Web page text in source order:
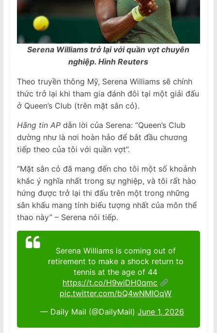
Serena Williams trở lại với quần vợt chuyên
nghiệp. Hình Reuters
Theo truyền thông Mỹ, Serena Williams sẽ chính
thức trở lại khi tham gia đánh đôi tại một giải đấu
ở Queen’s Club (trên mặt sân cỏ).
Hãng tin APdẫn lời của Serena: “Queen’s Club
dường như là nơi hoàn hảo để bắt đầu chương
tiếp theo của tôi với quần vợt”.
“Mặt sân cỏ đã mang đến cho tôi một số khoảnh
khắc ý nghĩa nhất trong sự nghiệp, và tôi rất hào
hứng được trở lại thi đấu trên một trong những
sân khấu mang tính biểu tượng nhất của môn thể
thao này” – Serena nói tiếp.
Serena Williams is coming out of
retirement to make a shock return to
tennis at the age of 44
https://t.co/H9wiDH0qmc
pic.twitter.com/bQ4wNMIOqW
— Daily Mail (@DailyMail) June 1, 2026